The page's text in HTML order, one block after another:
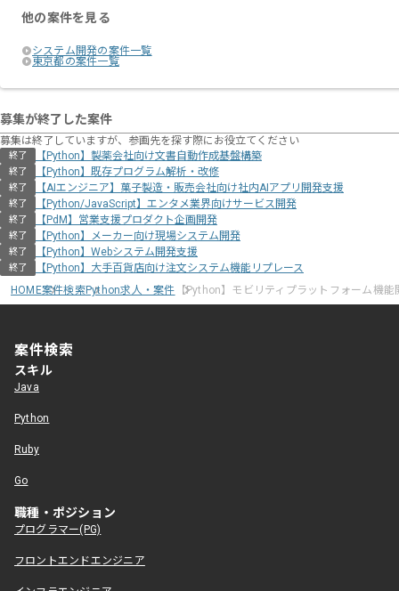
他の案件を見る
システム開発の案件一覧
東京都の案件一覧
募集が終了した案件
募集は終了していますが、参画先を探す際にお役立てください
終了 【Python】製薬会社向け文書自動作成基盤構築
終了 【Python】既存プログラム解析・改修
終了 【AIエンジニア】菓子製造・販売会社向け社内AIアプリ開発支援
終了 【Python/JavaScript】エンタメ業界向けサービス開発
終了 【PdM】営業支援プロダクト企画開発
終了 【Python】メーカー向け現場システム開発
終了 【Python】Webシステム開発支援
終了
【Python】大手百貨店向け注文システム機能リプレース
HOME案件検索Python求人・案件 【Python】モビリティプラットフォーム機能
案件検索
スキル
Java
Python
Ruby
Go
職種・ポジション
プログラマー(PG)
フロントエンドエンジニア